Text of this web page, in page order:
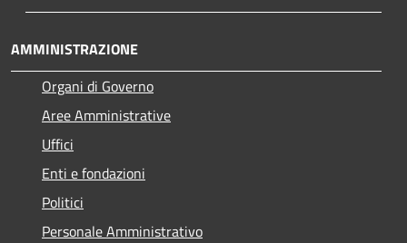
AMMINISTRAZIONE
Organi di Governo
Aree Amministrative
Uffici
Enti e fondazioni
Politici
Personale Amministrativo